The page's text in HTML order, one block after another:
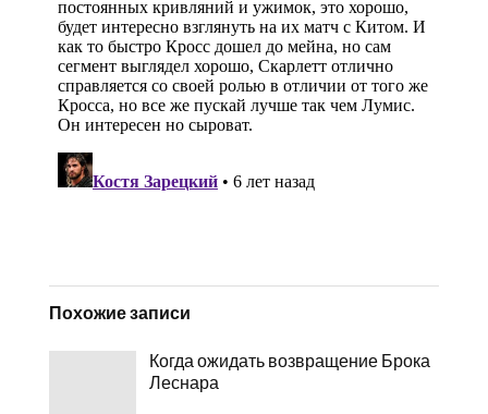
Похожие записи
Когда ожидать возвращение Брока
Леснара